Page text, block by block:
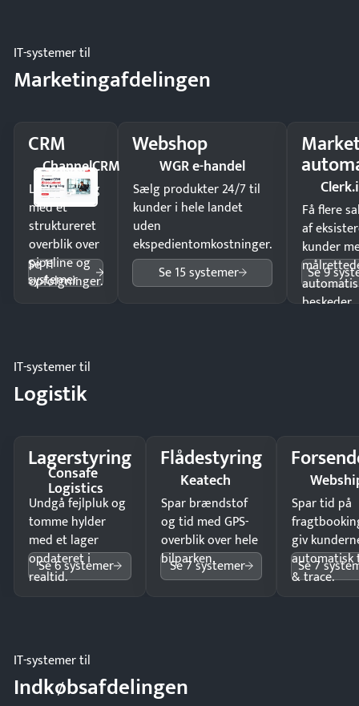
IT-systemer til
Marketingafdelingen
CRM
ChannelCRM
Luk flere salg
med et
struktureret
overblik over
pipeline og
opfølgninger.
Se 11
systemer
Webshop
WGR e-handel
Sælg produkter 24/7 til
kunder i hele landet
uden
ekspedientomkostninger.
Se 15 systemer
Få flere
af
kunder
beskeder.
Se 9
IT-systemer til
Logistik
Lagerstyring
Consafe
Logistics
Undgå fejlpluk og
tomme hylder
med et lager
opdateret i
realtid.
Se 6 systemer
Flådestyring
Keatech
Spar brændstof
og tid med GPS-
overblik over hele
bilparken.
Se 7 systemer
Spar tid på
giv
automatisk
& trace.
Se 7
IT-systemer til
Indkøbsafdelingen